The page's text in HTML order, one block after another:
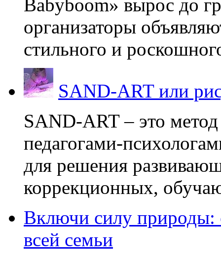
Babyboom» вырос до
организаторы
стильного и
SAND-ART или
SAND-ART – это
педагогами-
для решения
коррекционных,
Включи силу
всей семьи